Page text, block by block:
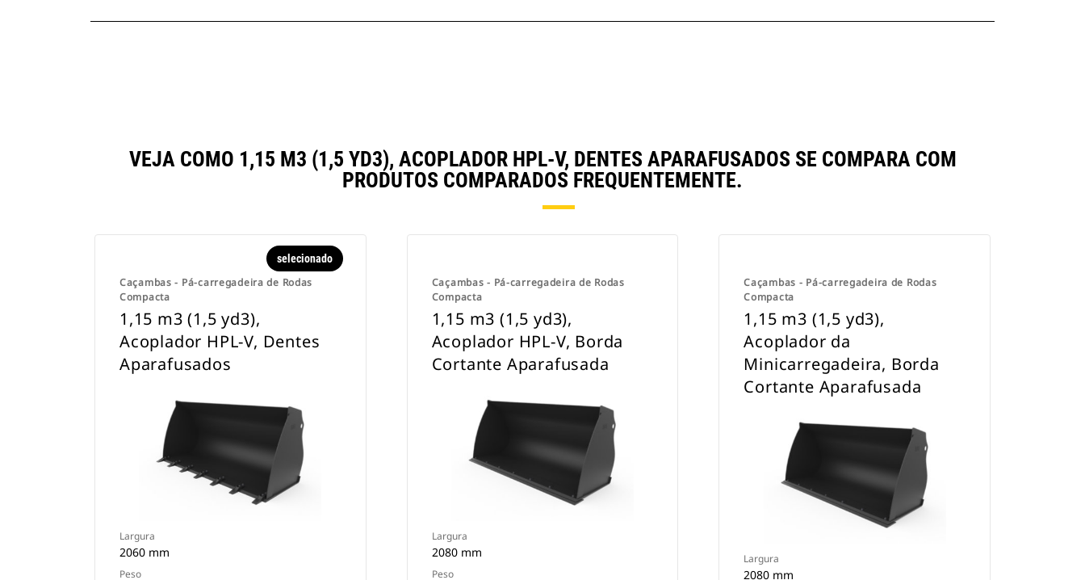
VEJA COMO 1,15 M3 (1,5 YD3), ACOPLADOR HPL-V, DENTES APARAFUSADOS SE COMPARA COM
PRODUTOS COMPARADOS FREQUENTEMENTE.
Caçambas - Pá-carregadeira de Rodas
Compacta
selecionado
1,15 m3 (1,5 yd3),
Acoplador HPL-V, Dentes
Aparafusados
Largura
2060 mm
Peso
Caçambas - Pá-carregadeira de Rodas
Compacta
1,15 m3 (1,5 yd3),
Acoplador HPL-V, Borda
Cortante Aparafusada
Largura
2080 mm
Peso
Caçambas - Pá-carregadeira de Rodas
Compacta
1,15 m3 (1,5 yd3),
Acoplador da
Minicarregadeira, Borda
Cortante Aparafusada
Largura
2080 mm